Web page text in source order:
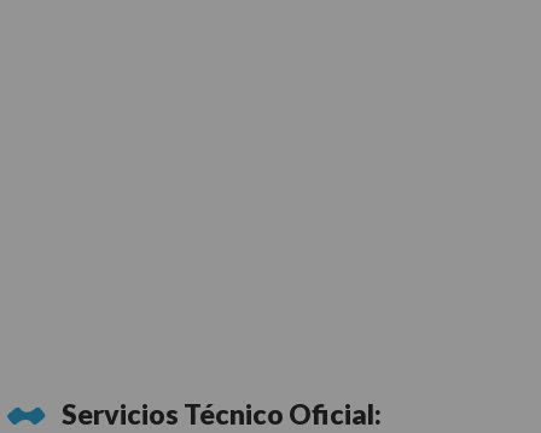
Servicios Técnico Oficial: